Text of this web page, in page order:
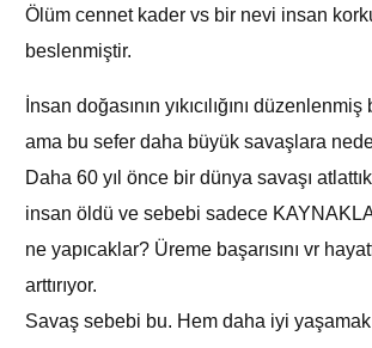
Ölüm cennet kader vs bir nevi insan
beslenmiştir.
İnsan doğasının yıkıcılığını
ama bu sefer daha büyük savaşlara
Daha 60 yıl önce bir dünya savaşı
insan öldü ve sebebi sadece
ne yapıcaklar? Üreme başarısını vr
arttırıyor.
Savaş sebebi bu. Hem daha iyi